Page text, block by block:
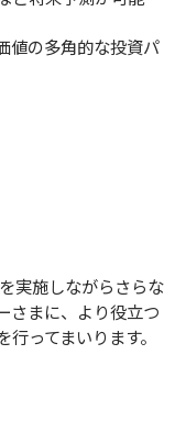
値の多角的な投資パ
実施しながらさらな
さまに、より役立つ
ってまいります。